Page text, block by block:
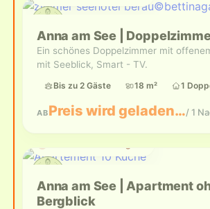
Anna am See |
Ein schönes Doppelzimmer mit
mit Seeblick, Smart - TV.
Bis zu 2 Gäste 18 m² 1
ABPreis wird geladen…/ 1
Anna am See | Apartment
Bergblick